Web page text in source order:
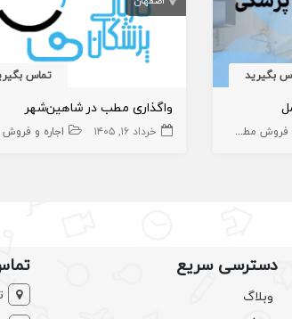
بگیرید
مطب پزشک مطب املاک،سهام و امتیاز
تماس
واگذاری مطب در شاهین‌شهر
خرداد ۱۶, ۱۴۰۵ اجاره و فروش مطب
دسترسی سریع
وبلاگ